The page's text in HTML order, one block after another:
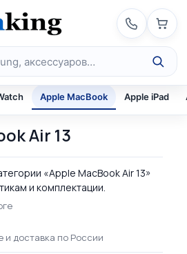
Apple MacBook Apple iPad
Air 13
«Apple MacBook Air 13»
и комплектации.
и доставка по России